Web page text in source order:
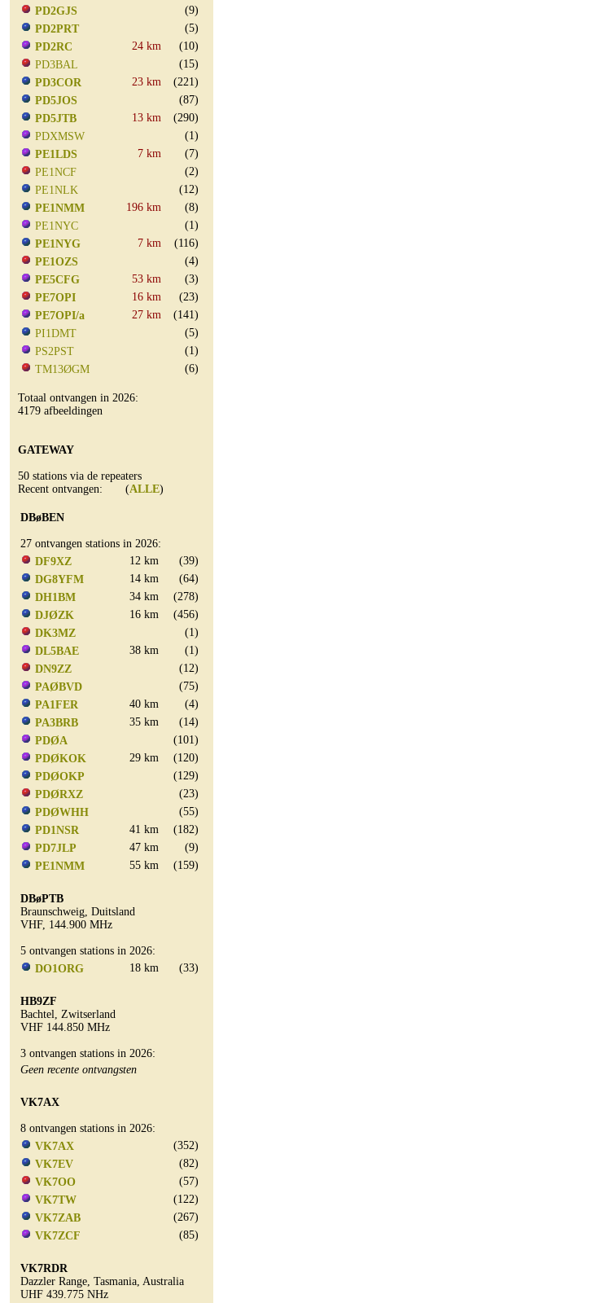
PD2GJS
(9)
PD2PRT
(5)
PD2RC
24 km
(10)
PD3BAL
(15)
PD3COR
23 km
(221)
PD5JOS
(87)
PD5JTB
13 km
(290)
PDXMSW
(1)
PE1LDS
7 km
(7)
PE1NCF
(2)
PE1NLK
(12)
PE1NMM
196 km
(8)
PE1NYC
(1)
PE1NYG
7 km
(116)
PE1OZS
(4)
PE5CFG
53 km
(3)
PE7OPI
16 km
(23)
PE7OPI/a
27 km
(141)
PI1DMT
(5)
PS2PST
(1)
TM13ØGM
(6)
Totaal ontvangen in 2026:
4179 afbeeldingen
GATEWAY
50 stations via de repeaters
Recent ontvangen: (ALLE)
DBøBEN
27 ontvangen stations in 2026:
DF9XZ
12 km
(39)
DG8YFM
14 km
(64)
DH1BM
34 km
(278)
DJØZK
16 km
(456)
DK3MZ
(1)
DL5BAE
38 km
(1)
DN9ZZ
(12)
PAØBVD
(75)
PA1FER
40 km
(4)
PA3BRB
35 km
(14)
PDØA
(101)
PDØKOK
29 km
(120)
PDØOKP
(129)
PDØRXZ
(23)
PDØWHH
(55)
PD1NSR
41 km
(182)
PD7JLP
47 km
(9)
PE1NMM
55 km (159)
DBøPTB
Braunschweig, Duitsland
VHF, 144.900 MHz
5 ontvangen stations in 2026:
DO1ORG
18 km (33)
HB9ZF
Bachtel, Zwitserland
VHF 144.850 MHz
3 ontvangen stations in 2026:
Geen recente ontvangsten
VK7AX
8 ontvangen stations in 2026:
VK7AX
(352)
VK7EV
(82)
VK7OO
(57)
VK7TW
(122)
VK7ZAB
(267)
VK7ZCF
(85)
VK7RDR
Dazzler Range, Tasmania, Australia
UHF 439.775 NHz